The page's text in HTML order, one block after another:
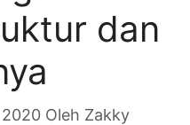
dan
2020 Oleh Zakky